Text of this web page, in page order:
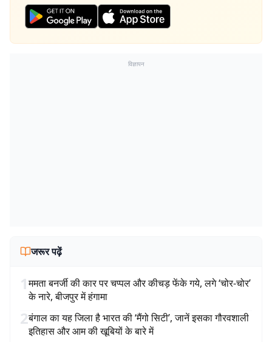
विज्ञापन
जरूर पढ़ें
1ममता बनर्जी की कार पर चप्पल और कीचड़ फेंके गये, लगे ‘चोर-चोर’
के नारे, बीजपुर में हंगामा
2बंगाल का यह जिला है भारत की ‘मैंगो सिटी’, जानें इसका गौरवशाली
इतिहास और आम की खूबियों के बारे में